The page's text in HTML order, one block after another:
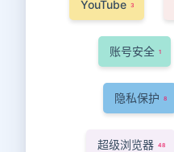
YouTube 3
账号安全 1
隐私保护 8
超级浏览器 48